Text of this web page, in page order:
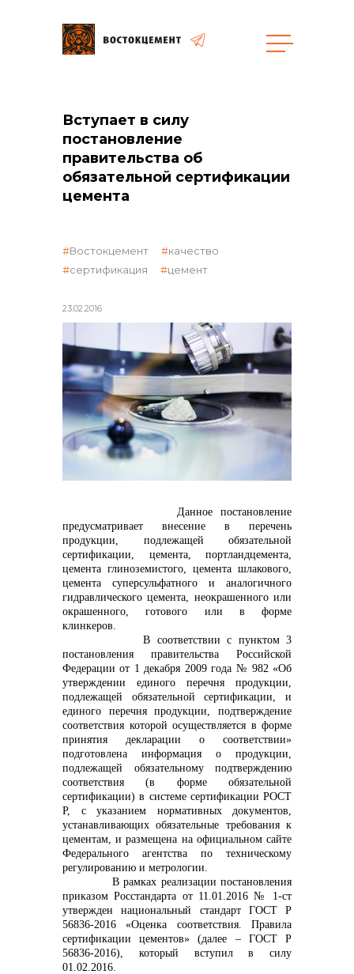
Закупки
общая информация
реализация неликвидов
контакты отдела закупок
Контакты
+7 (423) 234 50 50
info@vostokcement.ru
Вступает в силу
постановление
правительства об
обязательной сертификации
цемента
23.02.2016
Востокцемент
качество
сертификация
цемент
Данное постановление
предусматривает внесение в перечень
продукции, подлежащей обязательной
сертификации, цемента, портландцемента,
цемента глиноземистого, цемента шлакового,
цемента суперсульфатного и аналогичного
гидравлического цемента, неокрашенного или
окрашенного, готового или в форме
клинкеров.
В соответствии с пунктом 3
постановления правительства Российской
Федерации от 1 декабря 2009 года № 982 «Об
утверждении единого перечня продукции,
подлежащей обязательной сертификации, и
единого перечня продукции, подтверждение
соответствия которой осуществляется в форме
принятия декларации о соответствии»
подготовлена информация о продукции,
подлежащей обязательному подтверждению
соответствия (в форме обязательной
сертификации) в системе сертификации РОСТ
Р, с указанием нормативных документов,
устанавливающих обязательные требования к
цементам, и размещена на официальном сайте
Федерального агентства по техническому
регулированию и метрологии.
В рамках реализации постановления
приказом Росстандарта от 11.01.2016 № 1-ст
утвержден национальный стандарт ГОСТ Р
56836-2016 «Оценка соответствия. Правила
сертификации цементов» (далее – ГОСТ Р
56836-2016), который вступил в силу
01.02.2016.